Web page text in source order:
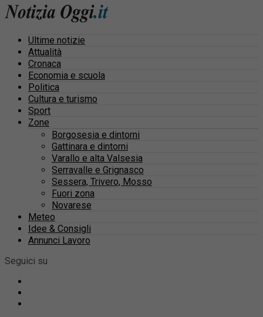
Ultime notizie
Attualità
Cronaca
Economia e scuola
Politica
Cultura e turismo
Sport
Zone
Borgosesia e dintorni
Gattinara e dintorni
Varallo e alta Valsesia
Serravalle e Grignasco
Sessera, Trivero, Mosso
Fuori zona
Novarese
Meteo
Idee & Consigli
Annunci Lavoro
Seguici su